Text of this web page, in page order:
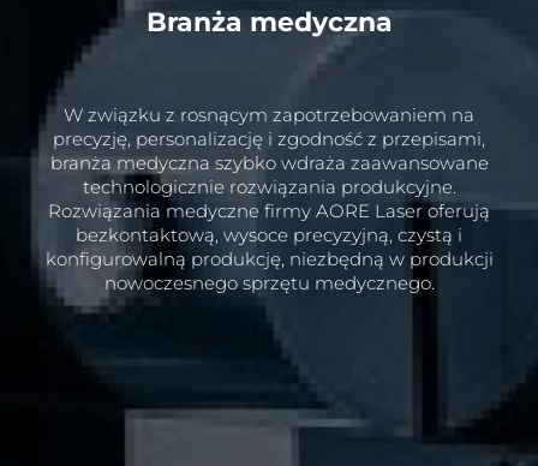
Branża medyczna
W związku z rosnącym zapotrzebowaniem na
precyzję, personalizację i zgodność z przepisami,
branża medyczna szybko wdraża zaawansowane
technologicznie rozwiązania produkcyjne.
Rozwiązania medyczne firmy AORE Laser oferują
bezkontaktową, wysoce precyzyjną, czystą i
konfigurowalną produkcję, niezbędną w produkcji
nowoczesnego sprzętu medycznego.